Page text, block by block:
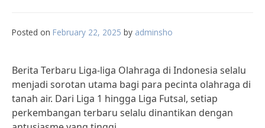
Posted on February 22, 2025 by adminsho
Berita Terbaru Liga-liga Olahraga di Indonesia selalu
menjadi sorotan utama bagi para pecinta olahraga di
tanah air. Dari Liga 1 hingga Liga Futsal, setiap
perkembangan terbaru selalu dinantikan dengan